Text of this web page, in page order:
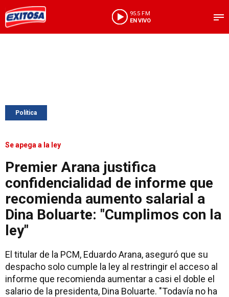
95.5 FM
EN VIVO
Política
Se apega a la ley
Premier Arana justifica
confidencialidad de informe que
recomienda aumento salarial a
Dina Boluarte: "Cumplimos con la
ley"
El titular de la PCM, Eduardo Arana, aseguró que su
despacho solo cumple la ley al restringir el acceso al
informe que recomienda aumentar a casi el doble el
salario de la presidenta, Dina Boluarte. "Todavía no ha